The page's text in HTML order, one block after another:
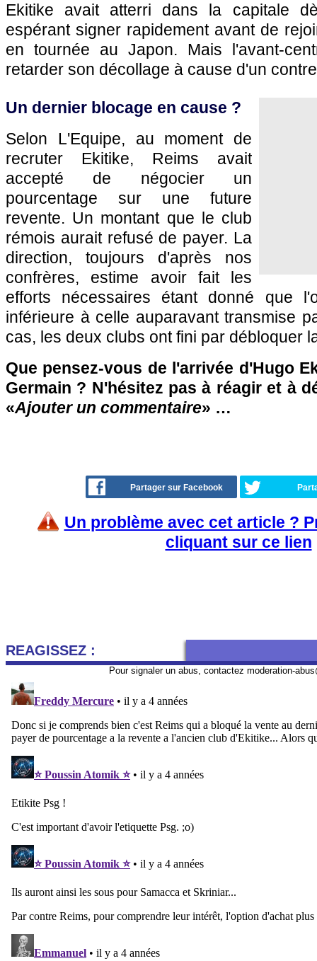
Ekitike avait atterri dans la capitale
espérant signer rapidement avant de
en tournée au Japon. Mais l'avant-
retarder son décollage à cause d'un
Un dernier blocage en cause ?
Selon L'Equipe, au moment de
recruter Ekitike, Reims avait
accepté de négocier un
pourcentage sur une future
revente. Un montant que le club
rémois aurait refusé de payer. La
direction, toujours d'après nos
confrères, estime avoir fait les
efforts nécessaires étant donné que
inférieure à celle auparavant transmise
cas, les deux clubs ont fini par débloquer
Que pensez-vous de l'arrivée d'Hugo
Germain ? N'hésitez pas à réagir et à
«Ajouter un commentaire» …
Partager sur Facebook
Un problème avec cet article ?
cliquant sur ce lien
REAGISSEZ :
Pour signaler un abus, contactez moderation-